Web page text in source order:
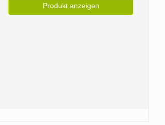
Produkt anzeigen